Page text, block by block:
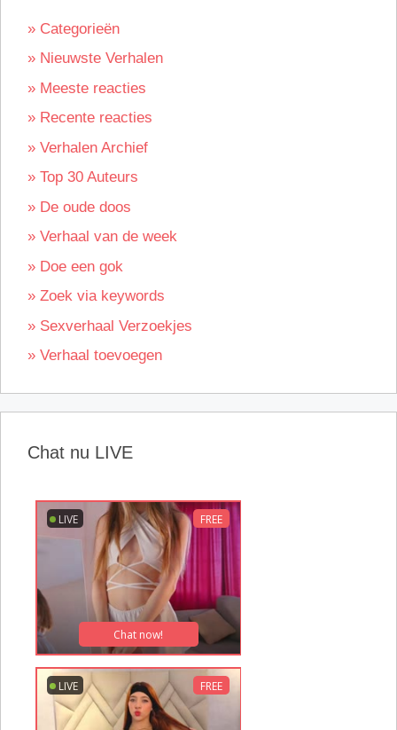
» Categorieën
» Nieuwste Verhalen
» Meeste reacties
» Recente reacties
» Verhalen Archief
» Top 30 Auteurs
» De oude doos
» Verhaal van de week
» Doe een gok
» Zoek via keywords
» Sexverhaal Verzoekjes
» Verhaal toevoegen
Chat nu LIVE